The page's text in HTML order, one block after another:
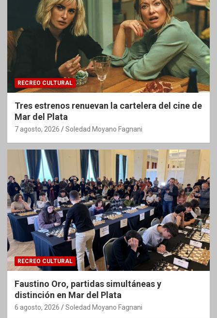
RECREO CULTURAL
Tres estrenos renuevan la cartelera del cine de
Mar del Plata
7 agosto, 2026 Soledad Moyano Fagnani
RECREO CULTURAL
Faustino Oro, partidas simultáneas y
distinción en Mar del Plata
6 agosto, 2026 Soledad Moyano Fagnani